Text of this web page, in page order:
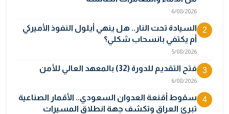
6/08/2026
2
السيادة تحت النار.. هل ينهي أيلول النفوذ الأميركي
أم يكتفي بانسحاب شكلي؟
5/08/2026
3 فتح التقديم للدورة (32) بالمعهد العالي للأمن
6/08/2026
4
سقوط أقنعة العدوان السعودي.. الأقمار الصناعية
تبرئ العراق وتكشف جهة انطلاق المسيرات